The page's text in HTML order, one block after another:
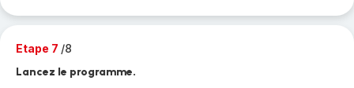
Etape 7 /8
Lancez le programme.